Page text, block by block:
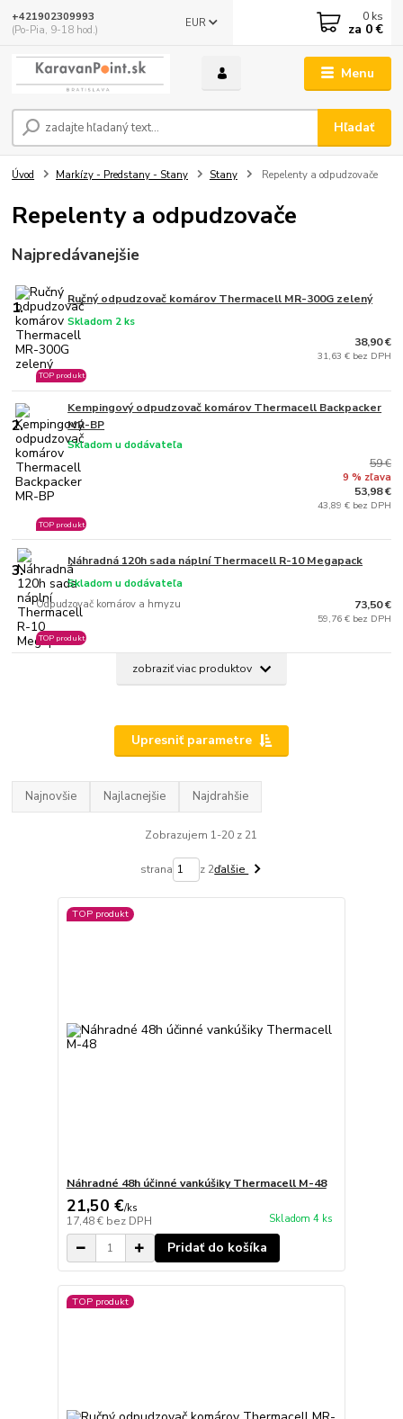
Menu
EUR
Hľadať
+421902309993
(Po-Pia, 9-18 hod.)
0 ks
za 0 €
Úvod Markízy - Predstany - Stany Stany Repelenty a odpudzovače
Repelenty a odpudzovače
Najpredávanejšie
1. Ručný odpudzovač komárov Thermacell MR-300G zelený
Skladom 2 ks
TOP produkt
38,90 €
31,63 € bez DPH
2.
Kempingový odpudzovač komárov Thermacell Backpacker
MR-BP
Skladom u dodávateľa
TOP produkt
59 €
9 % zľava
53,98 €
43,89 € bez DPH
3. Náhradná 120h sada náplní Thermacell R-10 Megapack
Odpudzovač komárov a hmyzu
Skladom u dodávateľa
TOP produkt
73,50 €
59,76 € bez DPH
zobraziť viac produktov
Upresniť parametre
Najnovšie Najlacnejšie Najdrahšie
Zobrazujem 1-20 z 21
strana z 2ďalšie
TOP produkt
Náhradné 48h účinné vankúšiky Thermacell M-48
21,50 €/ks
17,48 € bez DPH Skladom 4 ks
Pridať do košíka
TOP produkt